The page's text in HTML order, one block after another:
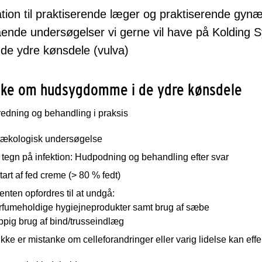
til praktiserende læger og praktiserende
undersøgelser vi gerne vil have på Kolding
ydre kønsdele (vulva)
om hudsygdomme i de ydre kønsdele
og behandling i praksis
undersøgelse
tegn på infektion: Hudpodning og behandling efter svar
af fed creme (> 80 % fedt)
opfordres til at undgå:
hygiejneprodukter samt brug af sæbe
brug af bind/trusseindlæg
er mistanke om celleforandringer eller varig lidelse kan